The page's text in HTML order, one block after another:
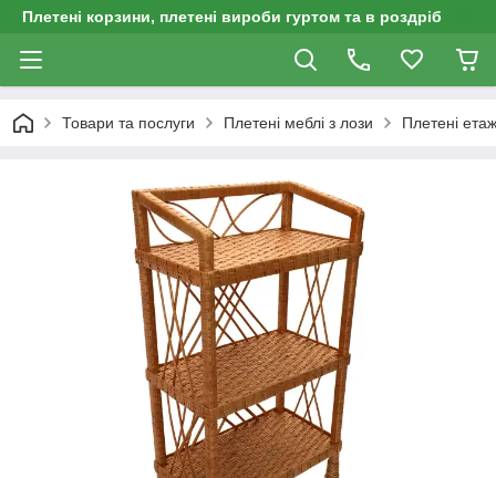
Плетені корзини, плетені вироби гуртом та в роздріб
Товари та послуги Плетені меблі з лози Плетені